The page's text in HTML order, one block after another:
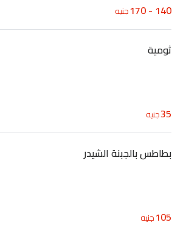
140 - 170 جنيه
ثومية
35جنيه
بطاطس بالجبنة الشيدر
105جنيه